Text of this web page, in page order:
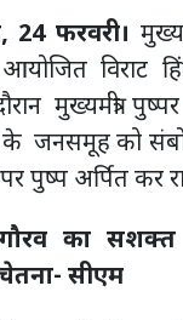
24 फरवरी।
विराट
मुख्यमंत्री
के जनसमूह को
पुष्प अर्पित कर
का सशक्त
सीएम